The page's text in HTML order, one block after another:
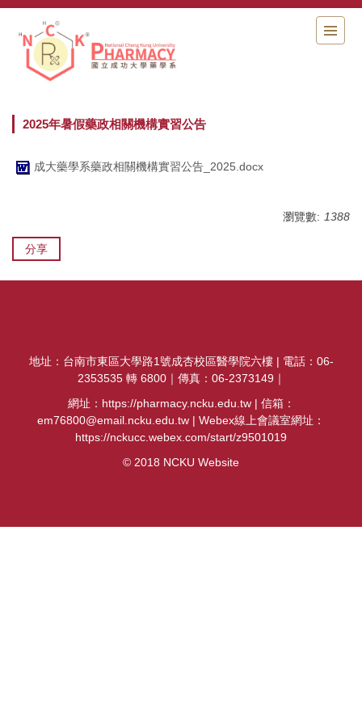
跳
區
2025年暑假藥政相關機構實習公告
成大藥學系藥政相關機構實習公告_2025.docx
瀏覽數: 1388
分享
地址：台南市東區大學路1號成杏校區醫學院六樓 | 電話：06-
2353535 轉 6800｜傳真：06-2373149｜
網址：https://pharmacy.ncku.edu.tw | 信箱：
em76800@email.ncku.edu.tw | Webex線上會議室網址：
https://nckucc.webex.com/start/z9501019
© 2018 NCKU Website